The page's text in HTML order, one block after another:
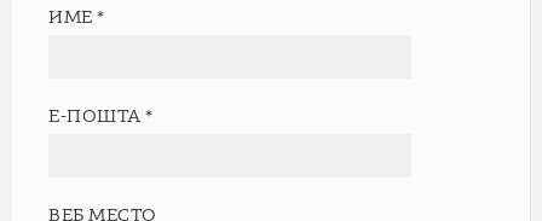
ИМЕ*
Е-ПОШТА*
ВЕБ МЕСТО